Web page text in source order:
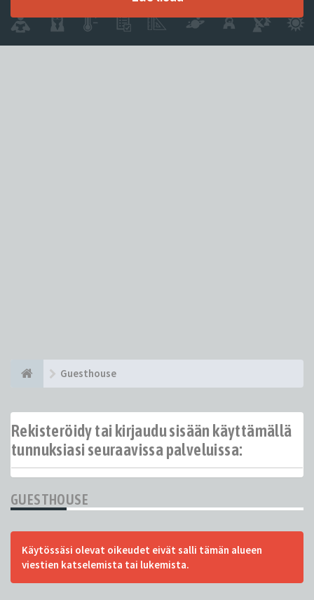
Guesthouse
Rekisteröidy tai kirjaudu sisään käyttämällä
tunnuksiasi seuraavissa palveluissa:
GUESTHOUSE
Käytössäsi olevat oikeudet eivät salli tämän alueen
viestien katselemista tai lukemista.